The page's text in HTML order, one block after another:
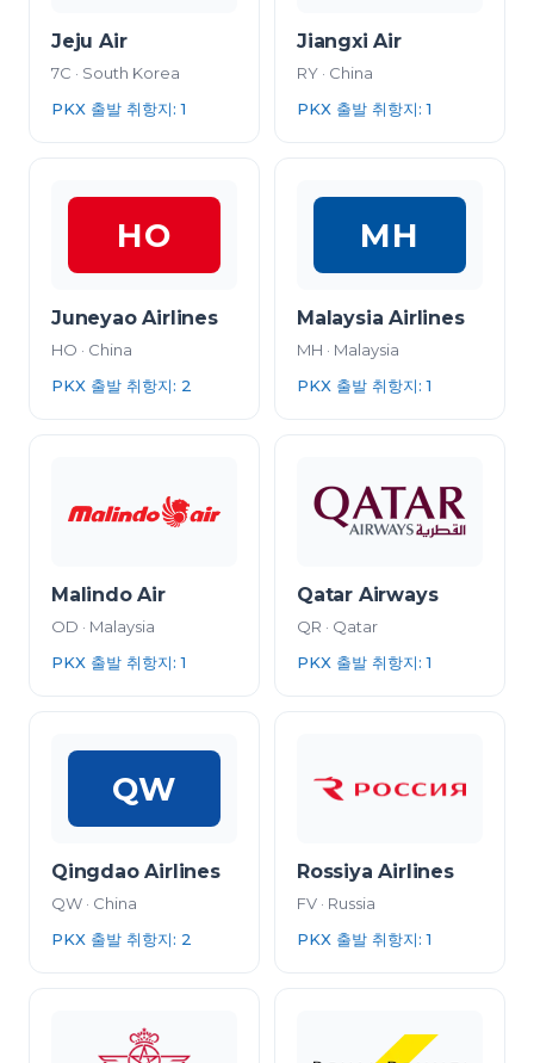
Jeju Air
7C · South Korea
PKX 출발 취항지:1
Jiangxi Air
RY · China
PKX 출발 취항지:1
HO
Juneyao Airlines
HO · China
PKX 출발 취항지: 2
MH
Malaysia Airlines
MH · Malaysia
PKX 출발 취항지:1
Malindo Air
OD · Malaysia
PKX 출발 취항지:1
Qatar Airways
QR · Qatar
PKX 출발 취항지:1
QW
Qingdao Airlines
QW · China
PKX 출발 취항지: 2
Rossiya Airlines
FV · Russia
PKX 출발 취항지:1